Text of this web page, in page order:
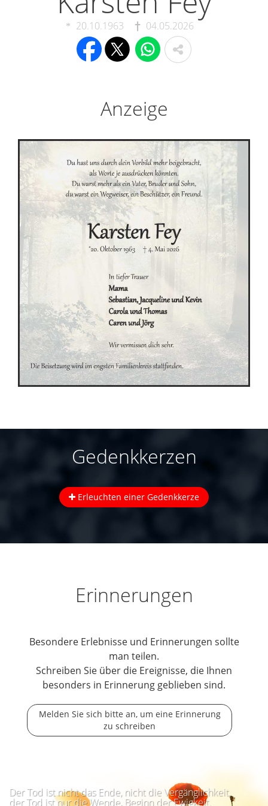
20.10.1963 04.05.2026
Anzeige
Gedenkkerzen
Erleuchten einer Gedenkkerze
Erinnerungen
Besondere Erlebnisse und Erinnerungen sollte
man teilen.
Schreiben Sie über die Ereignisse, die Ihnen
besonders in Erinnerung geblieben sind.
Melden Sie sich bitte an, um eine Erinnerung
zu schreiben
Der Tod ist nicht das Ende, nicht die Vergänglichkeit,
der Tod ist nur die Wende, Beginn der Ewigkeit.